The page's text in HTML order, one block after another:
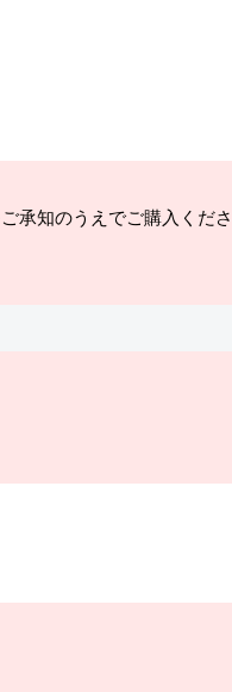
承知のうえでご購入くださ